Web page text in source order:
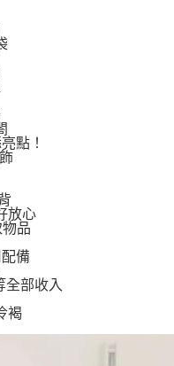
，請詳閱以下連結：
股份有限公司提供之「AFTEE先享
必要範圍內提供個人資料，並將交
技股份有限公司。
理事宜，請瀏覽以下網址：
#terms3
請事先徵得法定代理人或監護人之
，若未經同意申辦者引起之損失，
上限額度；若仍有額度不足之情形
份認證。
個帳號或使用他人資訊註冊。若發
限公司將有權停止該用戶之使用額
點！
放心
品
備
全部收入
褐